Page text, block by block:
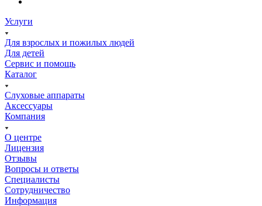
Услуги
Для взрослых и пожилых людей
Для детей
Сервис и помощь
Каталог
Слуховые аппараты
Аксессуары
Компания
О центре
Лицензия
Отзывы
Вопросы и ответы
Специалисты
Сотрудничество
Информация